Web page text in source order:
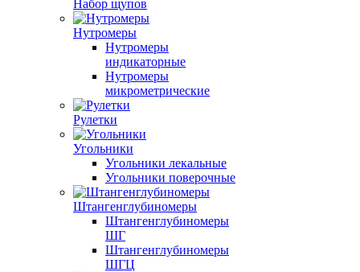
Набор щупов
Нутромеры
Нутромеры
индикаторные
Нутромеры
микрометрические
Рулетки
Угольники
Угольники лекальные
Угольники поверочные
Штангенглубиномеры
Штангенглубиномеры
ШГ
Штангенглубиномеры
ШГЦ